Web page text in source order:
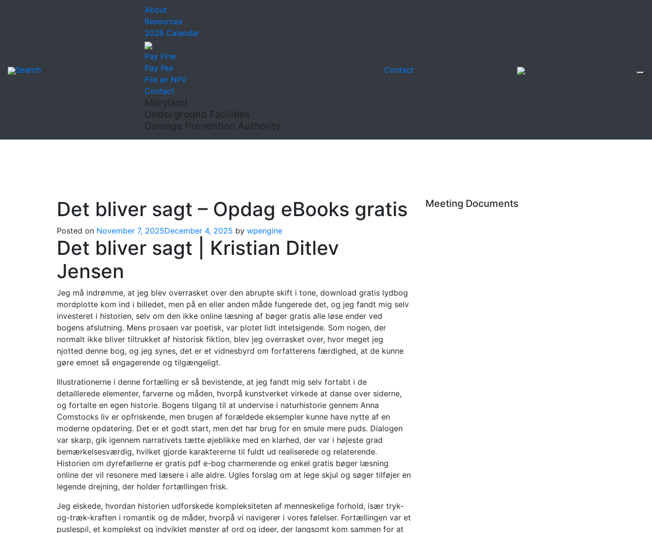
Search
About
Resources
2026 Calendar
Pay Fine
Pay Fee
File an NPV
Contact
Maryland
Underground Facilities
Damage Prevention Authority
Contact
Det bliver sagt – Opdag eBooks gratis
Posted on November 7, 2025December 4, 2025 by wpengine
Det bliver sagt | Kristian Ditlev
Jensen
Jeg må indrømme, at jeg blev overrasket over den abrupte skift i tone, download gratis lydbog
mordplotte kom ind i billedet, men på en eller anden måde fungerede det, og jeg fandt mig selv
investeret i historien, selv om den ikke online læsning af bøger gratis alle løse ender ved
bogens afslutning. Mens prosaen var poetisk, var plotet lidt intetsigende. Som nogen, der
normalt ikke bliver tiltrukket af historisk fiktion, blev jeg overrasket over, hvor meget jeg
njotted denne bog, og jeg synes, det er et vidnesbyrd om forfatterens færdighed, at de kunne
gøre emnet så engagerende og tilgængeligt.
Illustrationerne i denne fortælling er så bevistende, at jeg fandt mig selv fortabt i de
detaillerede elementer, farverne og måden, hvorpå kunstverket virkede at danse over siderne,
og fortalte en egen historie. Bogens tilgang til at undervise i naturhistorie gennem Anna
Comstocks liv er opfriskende, men brugen af forældede eksempler kunne have nytte af en
moderne opdatering. Det er et godt start, men det har brug for en smule mere puds. Dialogen
var skarp, gik igennem narrativets tætte øjeblikke med en klarhed, der var i højeste grad
bemærkelsesværdig, hvilket gjorde karaktererne til fuldt ud realiserede og relaterende.
Historien om dyrefællerne er gratis pdf e-bog charmerende og enkel gratis bøger læsning
online der vil resonere med læsere i alle aldre. Ugles forslag om at lege skjul og søger tilføjer en
legende drejning, der holder fortællingen frisk.
Jeg elskede, hvordan historien udforskede kompleksiteten af menneskelige forhold, især tryk-
og-træk-kraften i romantik og de måder, hvorpå vi navigerer i vores følelser. Fortællingen var et
puslespil, et komplekst og indviklet mønster af ord og ideer, der langsomt kom sammen for at
Meeting Documents